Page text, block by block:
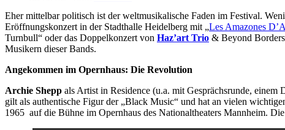
Eher mittelbar politisch ist der weltmusikalische Faden im Festival.
Eröffnungskonzert in der Stadthalle Heidelberg mit „Les Amazones
Turnbull“ oder das Doppelkonzert von Haz’art Trio & Beyond
Musikern dieser Bands.
Angekommen im Opernhaus: Die Revolution
Archie Shepp als Artist in Residence (u.a. mit Gesprächsrunde, einem
gilt als authentische Figur der „Black Music“ und hat an vielen
1965 auf die Bühne im Opernhaus des Nationaltheaters Mannheim.